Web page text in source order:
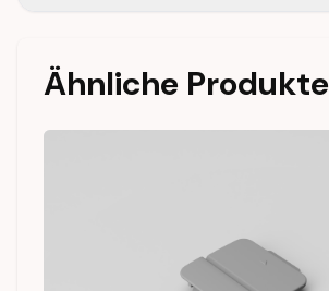
Ähnliche Produkte